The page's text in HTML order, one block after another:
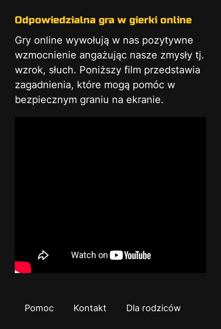
Odpowiedzialna gra w gierki online
Gry online wywołują w nas pozytywne
wzmocnienie angażując nasze zmysły tj.
wzrok, słuch. Poniższy film przedstawia
zagadnienia, które mogą pomóc w
bezpiecznym graniu na ekranie.
Pomoc Kontakt Dla rodziców